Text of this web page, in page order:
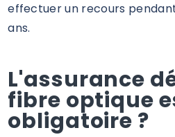
effectuer un recours
ans.
L'assurance
fibre optique
obligatoire ?